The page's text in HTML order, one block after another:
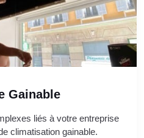
Gainable
liés à votre entreprise
climatisation gainable.